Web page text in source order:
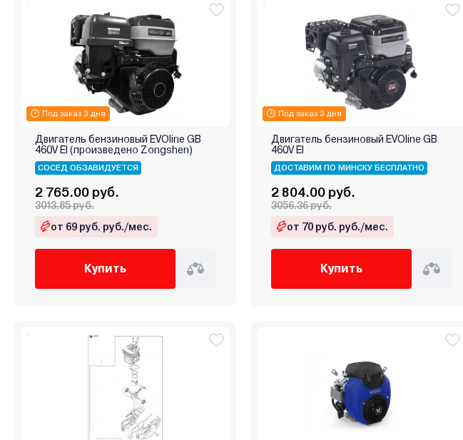
Под заказ 3 дня
Двигатель бензиновый EVOline GB
460V EI (произведено Zongshen)
СОСЕД ОБЗАВИДУЕТСЯ
2 765.00 руб.
3013.85 руб.
от 69 руб. руб./мес.
Купить
Под заказ 3 дня
Двигатель бензиновый EVOline GB
460V EI
ДОСТАВИМ ПО МИНСКУ БЕСПЛАТНО
2 804.00 руб.
3056.36 руб.
от 70 руб. руб./мес.
Купить